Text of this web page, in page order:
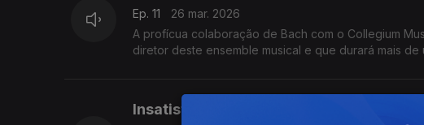
Ep. 11
26 mar. 2026
A profícua colaboração de Bach com o Collegium Musicum colaboração que se inicia
diretor deste ensemble musical e que durará mais de
Insatisfeito e incompreendido em Leipzig